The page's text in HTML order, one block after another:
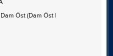
Öst (Dam Öst |